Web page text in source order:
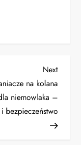
Next
Post
Next
na kolana
niemowlaka –
bezpieczeństwo